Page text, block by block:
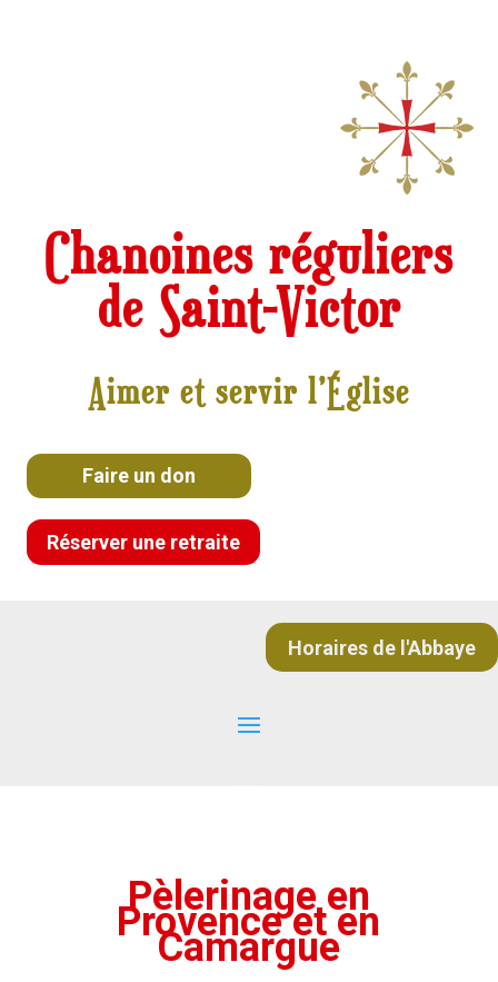
Chanoines réguliers
de Saint-Victor
Aimer et servir l’Église
Faire un don
Réserver une retraite
Horaires de l'Abbaye
Pèlerinage en
Provence et en
Camargue